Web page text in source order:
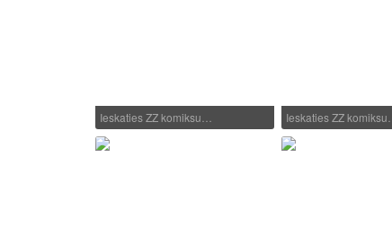
Ieskaties ZZ komiksu… Ieskaties ZZ komiksu…